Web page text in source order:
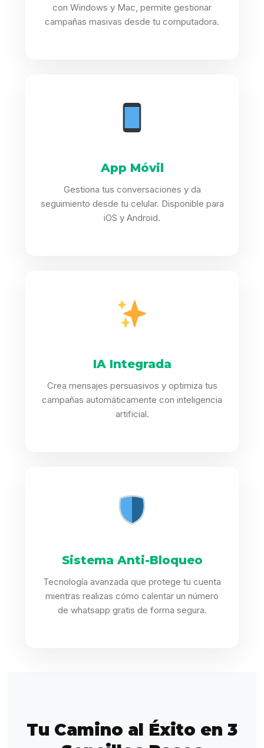
con Windows y Mac, permite gestionar
campañas masivas desde tu computadora.
App Móvil
Gestiona tus conversaciones y da
seguimiento desde tu celular. Disponible para
iOS y Android.
IA Integrada
Crea mensajes persuasivos y optimiza tus
campañas automáticamente con inteligencia
artificial.
Sistema Anti-Bloqueo
Tecnología avanzada que protege tu cuenta
mientras realizas cómo calentar un número
de whatsapp gratis de forma segura.
Tu Camino al Éxito en 3